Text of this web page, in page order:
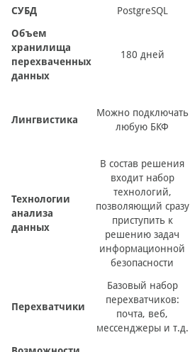
СУБД PostgreSQL
Объем
хранилища
перехваченных
данных
180 дней
Лингвистика
Можно подключать
любую БКФ
Технологии
анализа
данных
В состав решения
входит набор
технологий,
позволяющий сразу
приступить к
решению задач
информационной
безопасности
Перехватчики
Базовый набор
перехватчиков:
почта, веб,
мессенджеры и т.д.